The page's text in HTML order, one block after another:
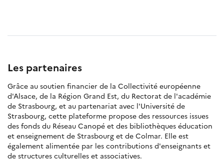
Les partenaires
Grâce au soutien financier de la Collectivité européenne
d'Alsace, de la Région Grand Est, du Rectorat de l'académie
de Strasbourg, et au partenariat avec l'Université de
Strasbourg, cette plateforme propose des ressources issues
des fonds du Réseau Canopé et des bibliothèques éducation
et enseignement de Strasbourg et de Colmar. Elle est
également alimentée par les contributions d'enseignants et
de structures culturelles et associatives.